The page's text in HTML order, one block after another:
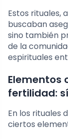
Estos rituales,
buscaban
sino también
de la
espirituales
Elementos
fertilidad:
En los rituales
ciertos